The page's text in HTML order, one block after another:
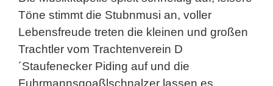
Töne stimmt die Stubnmusi an, voller
Lebensfreude treten die kleinen und großen
Trachtler vom Trachtenverein D
´Staufenecker Piding auf und die
Fuhrmannsgoaßlschnalzer lassen es